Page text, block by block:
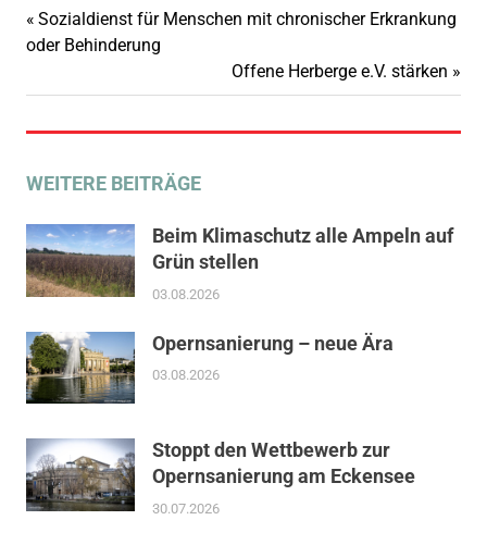
Beitragsnavigation
Vorheriger
Beitrag:
Sozialdienst für Menschen mit chronischer Erkrankung
oder Behinderung
Nächster
Beitrag:
Offene Herberge e.V. stärken
WEITERE BEITRÄGE
Beim Klimaschutz alle Ampeln auf
Grün stellen
03.08.2026
Opernsanierung – neue Ära
03.08.2026
Stoppt den Wettbewerb zur
Opernsanierung am Eckensee
30.07.2026